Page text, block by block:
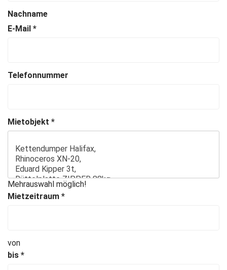
Nachname
E-Mail *
Telefonnummer
Mietobjekt *
Mehrauswahl möglich!
Mietzeitraum *
von
bis *